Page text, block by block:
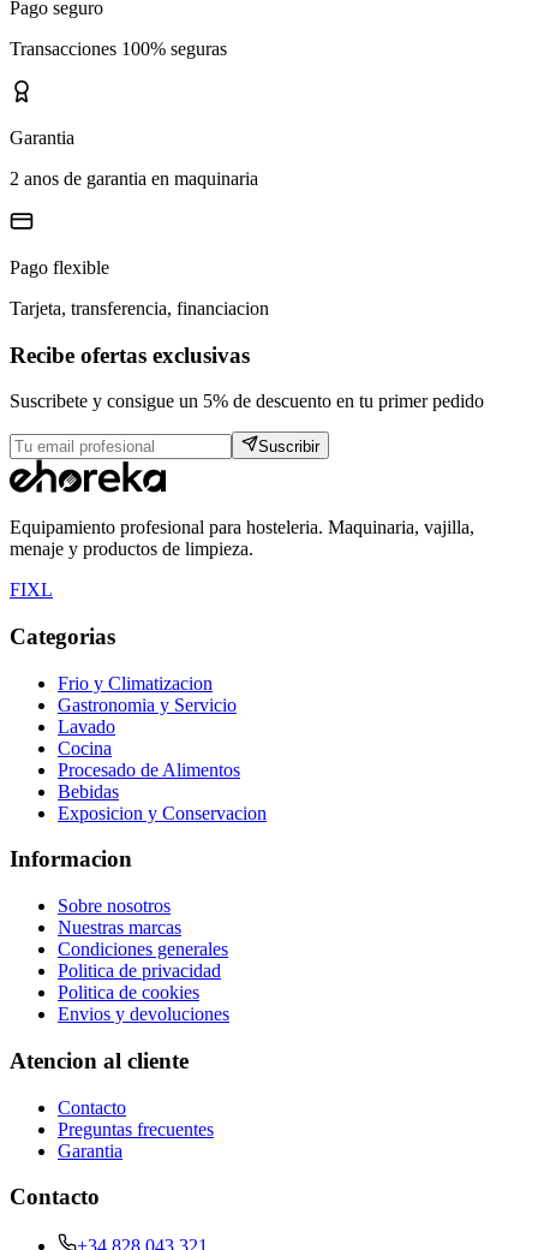
Pago seguro
Transacciones 100% seguras
Garantia
2 anos de garantia en maquinaria
Pago flexible
Tarjeta, transferencia, financiacion
Recibe ofertas exclusivas
Suscribete y consigue un 5% de descuento en tu primer pedido
Suscribir
Equipamiento profesional para hosteleria. Maquinaria, vajilla,
menaje y productos de limpieza.
FIXL
Categorias
Frio y Climatizacion
Gastronomia y Servicio
Lavado
Cocina
Procesado de Alimentos
Bebidas
Exposicion y Conservacion
Informacion
Sobre nosotros
Nuestras marcas
Condiciones generales
Politica de privacidad
Politica de cookies
Envios y devoluciones
Atencion al cliente
Contacto
Preguntas frecuentes
Garantia
Contacto
+34 828 043 321